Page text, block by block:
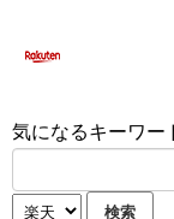
気になるキーワー